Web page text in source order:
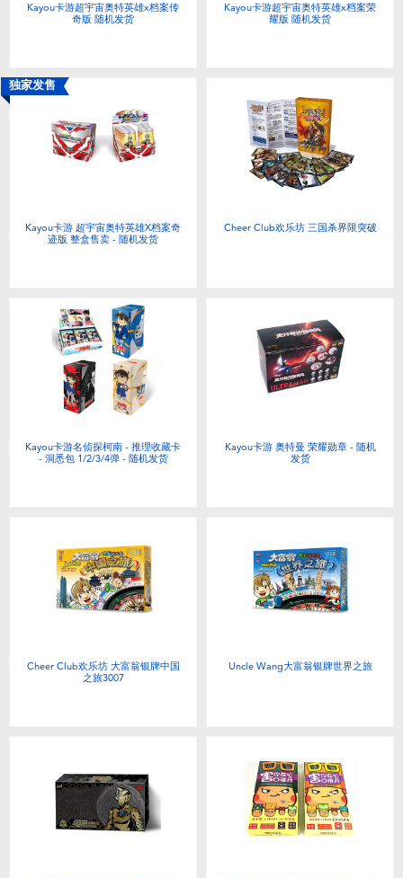
Kayou卡游超宇宙奥特英雄x档案传
奇版 随机发货
Kayou卡游超宇宙奥特英雄x档案荣
耀版 随机发货
独家发售
Kayou卡游 超宇宙奥特英雄X档案奇
迹版 整盒售卖 - 随机发货
Cheer Club欢乐坊 三国杀界限突破
Kayou卡游名侦探柯南 - 推理收藏卡
- 洞悉包 1/2/3/4弹 - 随机发货
Kayou卡游 奥特曼 荣耀勋章 - 随机
发货
Cheer Club欢乐坊 大富翁银牌中国
之旅3007
Uncle Wang大富翁银牌世界之旅